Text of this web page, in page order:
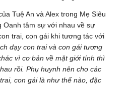
Tuệ An và Alex trong Mẹ Siêu
Oanh tâm sự với nhau về sự
trai, con gái khi tương tác với
dạy con trai và con gái tương
vì cơ bản về mặt giới tính thì
rồi. Phụ huynh nên cho các
con gái là như thế nào, đặc